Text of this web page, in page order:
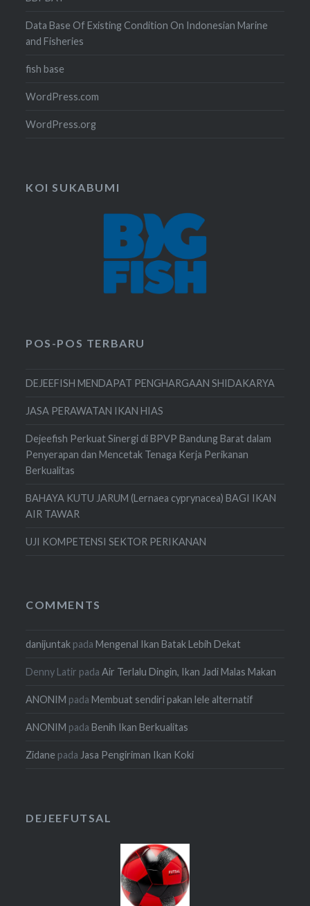
Data Base Of Existing Condition On Indonesian Marine
and Fisheries
fish base
WordPress.com
WordPress.org
KOI SUKABUMI
POS-POS TERBARU
DEJEEFISH MENDAPAT PENGHARGAAN SHIDAKARYA
JASA PERAWATAN IKAN HIAS
Dejeefish Perkuat Sinergi di BPVP Bandung Barat dalam
Penyerapan dan Mencetak Tenaga Kerja Perikanan
Berkualitas
BAHAYA KUTU JARUM (Lernaea cyprynacea) BAGI IKAN
AIR TAWAR
UJI KOMPETENSI SEKTOR PERIKANAN
COMMENTS
danijuntak padaMengenal Ikan Batak Lebih Dekat
Denny Latir padaAir Terlalu Dingin, Ikan Jadi Malas Makan
ANONIM padaMembuat sendiri pakan lele alternatif
ANONIM padaBenih Ikan Berkualitas
Zidane padaJasa Pengiriman Ikan Koki
DEJEEFUTSAL